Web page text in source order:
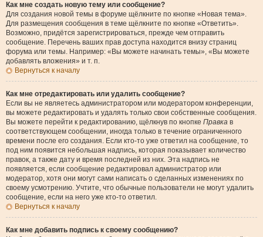
Как мне создать новую тему или сообщение?
Для создания новой темы в форуме щёлкните по кнопке «Новая тема».
Для размещения сообщения в теме щёлкните по кнопке «Ответить».
Возможно, придётся зарегистрироваться, прежде чем отправить
сообщение. Перечень ваших прав доступа находится внизу страниц
форума или темы. Например: «Вы можете начинать темы», «Вы можете
добавлять вложения» и т. п.
Вернуться к началу
Как мне отредактировать или удалить сообщение?
Если вы не являетесь администратором или модератором конференции,
вы можете редактировать и удалять только свои собственные сообщения.
Вы можете перейти к редактированию, щёлкнув по кнопке Правка в
соответствующем сообщении, иногда только в течение ограниченного
времени после его создания. Если кто-то уже ответил на сообщение, то
под ним появится небольшая надпись, которая показывает количество
правок, а также дату и время последней из них. Эта надпись не
появляется, если сообщение редактировал администратор или
модератор, хотя они могут сами написать о сделанных изменениях по
своему усмотрению. Учтите, что обычные пользователи не могут удалить
сообщение, если на него уже кто-то ответил.
Вернуться к началу
Как мне добавить подпись к своему сообщению?